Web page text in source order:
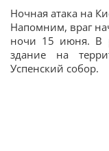
Ночная атака на
Напомним, враг
ночи 15 июня. В
здание на
Успенский собор.